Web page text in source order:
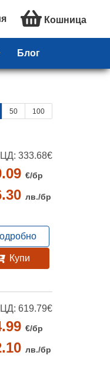
Кошница
Блог
50 100
333.68€
€/бр
лв./бр
Купи
619.79€
€/бр
лв./бр